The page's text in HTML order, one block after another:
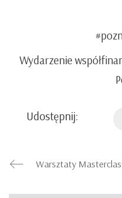
Wydarzenie
Udostępnij: